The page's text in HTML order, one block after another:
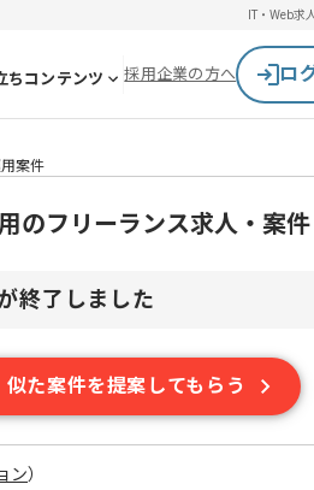
IT・Web求
ちコンテンツ 採用企業の方へ ロ
案件
のフリーランス求人・案件
終了しました
似た案件を提案してもらう
ン）